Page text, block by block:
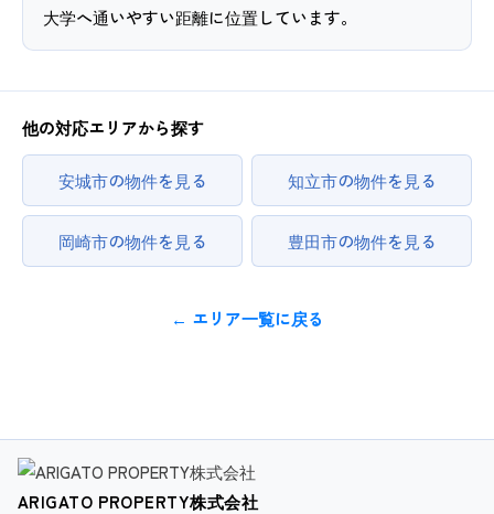
大学へ通いやすい距離に位置しています。
他の対応エリアから探す
安城市の物件を見る 知立市の物件を見る
岡崎市の物件を見る 豊田市の物件を見る
← エリア一覧に戻る
ARIGATO PROPERTY株式会社